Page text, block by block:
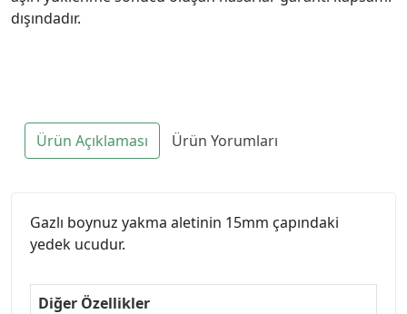
dışındadır.
Ürün Açıklaması Ürün Yorumları
Gazlı boynuz yakma aletinin 15mm çapındaki
yedek ucudur.
Diğer Özellikler